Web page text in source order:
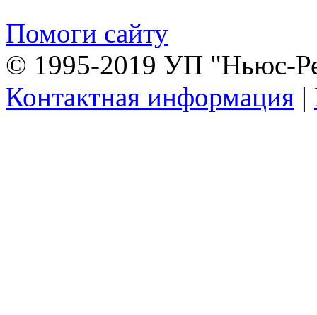
Помоги сайту
© 1995-2019 УП "Ньюс-
Контактная информация |